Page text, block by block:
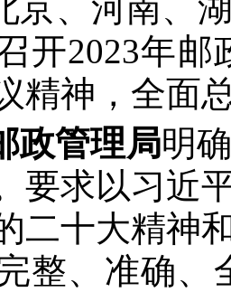
京、河南、
开2023年
精神，全面
政管理局明
要求以习近
二十大精神
整、准确、